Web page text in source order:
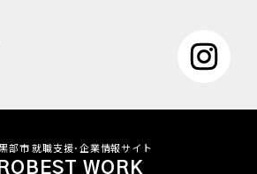
部市 就職支援･企業情報サイト
WORK